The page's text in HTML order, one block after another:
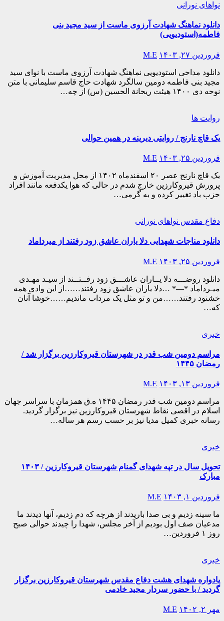
نواهای نورانی
دانلود نماهنگ شهادت آرزوی ماست از سید مجید بنی
فاطمه(استودیویی)
فروردین ۲۷, ۱۴۰۳ M.E
دانلود مداحی استودیویی نماهنگ شهادت آرزوی ماست با نوای سید
مجید بنی فاطمه دومین سالگرد شهادت حاج قاسم سلیمانی با متن
نوحه دی ۱۴۰۰ هیئت ریحانة الحسین (س) از چه…
روایت ها
یک قاچ نارنج / روایتی دیرینه در همین حوالی
فروردین ۲۵, ۱۴۰۳ M.E
یک قاچ نارنج عصر ۲۰ اسفندماه ۱۴۰۲ از محل مدیریت آموزش و
پرورش قیروکارزین خارج شدم در حالی که هوا یکدفعه مانند افراد
حزب باد تغییر کرده و به گرمی…
دفاع مقدس نواهای نورانی
دانلود مناجات شهدایی دلا یاران عاشق زود رفتند از میرداماد
فروردین ۲۵, ۱۴۰۳ M.E
دانلود روضـــه دلا یــاران عاشـــق زود رفــتــند از سیـد مهـدی
میـرداماد *—* …دلا یاران عاشق زود رفتند……از این وادی همه
خشنود رفتند……من و تو مثل یک مرداب ماندیم……خوشا آنان
که…
خبری
مراسم دومین شب قدر در شهرستان قیروکارزین برگزار شد /
رمضان ۱۴۴۵
فروردین ۱۳, ۱۴۰۳ M.E
مراسم دومین شب قدر رمضان ۱۴۴۵ ه.ق همزمان با سراسر جهان
اسلام در اقصی نقاط شهرستان قیروکارزین نیز برگزار گردید.
رسانه خبری کمیل مدیا نیز بر حسب رسم هر ساله…
خبری
تحویل سال در تپه شهدای گمنام شهرستان قیروکارزین / ۱۴۰۳
مبارک
فروردین ۱, ۱۴۰۳ M.E
ما سینه زدیم و بی صدا باریدند از هرچه که دم زدیم، آنها دیدند ما
مدعیان صف اول بودیم از آخر مجلس، شهدا را چیدند حوالی صبح
روز ۱ فروردین…
خبری
یادواره شهدای هشت دفاع مقدس شهرستان قیروکارزین برگزار
گردید / با حضور سردار مجید خادمی
مهر ۲, ۱۴۰۲ M.E